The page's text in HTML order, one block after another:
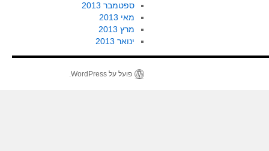
ספטמבר 2013
מאי 2013
מרץ 2013
ינואר 2013
פועל על WordPress.